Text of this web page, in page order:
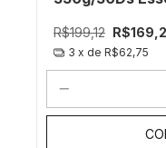
R$199,12
3 x de R$62,75